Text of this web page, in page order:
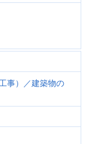
事）／建築物の